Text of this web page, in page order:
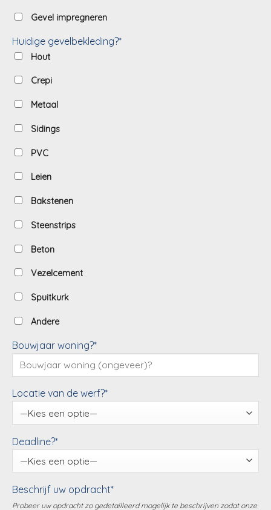
Gevel impregneren
Huidige gevelbekleding?*
Hout
Crepi
Metaal
Sidings
PVC
Leien
Bakstenen
Steenstrips
Beton
Vezelcement
Spuitkurk
Andere
Bouwjaar woning?*
Locatie van de werf?*
Deadline?*
Beschrijf uw opdracht*
Probeer uw opdracht zo gedetailleerd mogelijk te beschrijven zodat onze